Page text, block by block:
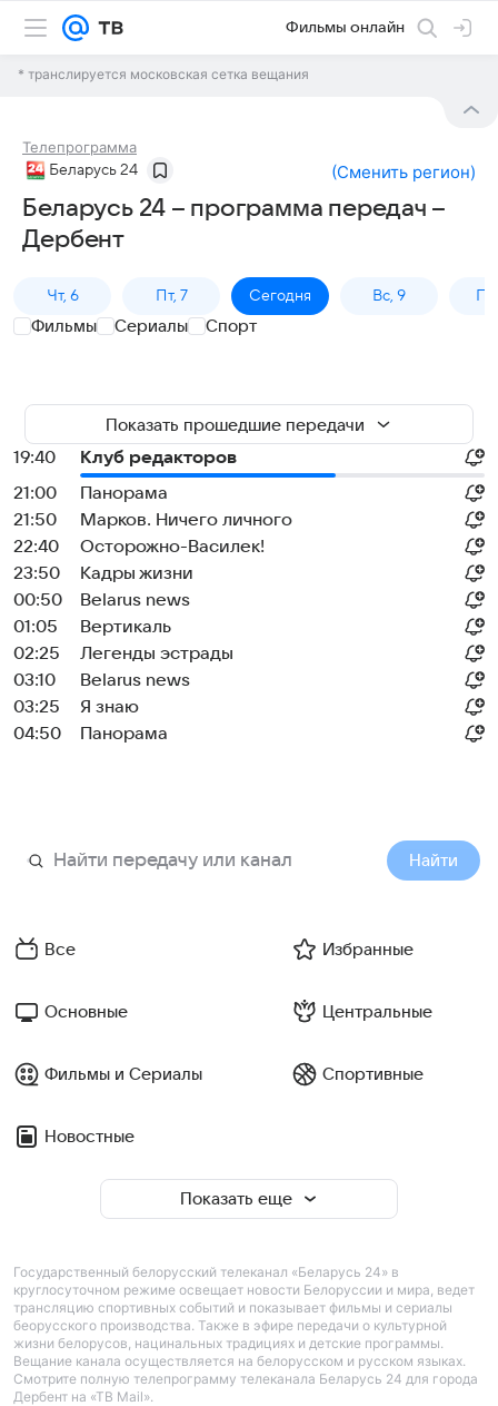
Фильмы онлайн
* транслируется московская сетка вещания
Телепрограмма
Беларусь 24 (Сменить регион)
Беларусь 24 – программа передач –
Дербент
Чт, 6 Пт, 7 Сегодня Вс, 9
Фильмы Сериалы Спорт
Показать прошедшие передачи
19:40
Клуб редакторов
21:00
Панорама
21:50
Марков. Ничего личного
22:40
Осторожно-Василек!
23:50
Кадры жизни
00:50
Belarus news
01:05
Вертикаль
02:25
Легенды эстрады
03:10
Belarus news
03:25
Я знаю
04:50
Панорама
Найти
Все Избранные
Основные Центральные
Фильмы и Сериалы Спортивные
Новостные
Показать еще
Государственный белорусский телеканал «Беларусь 24» в
круглосуточном режиме освещает новости Белоруссии и мира, ведет
трансляцию спортивных событий и показывает фильмы и сериалы
беорусского производства. Также в эфире передачи о культурной
жизни белорусов, нацинальных традициях и детские программы.
Вещание канала осуществляется на белорусском и русском языках.
Смотрите полную телепрограмму телеканала Беларусь 24 для города
Дербент на «ТВ Mail».